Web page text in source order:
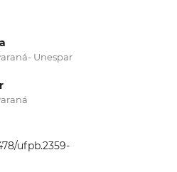
Unespar
ufpb.2359-